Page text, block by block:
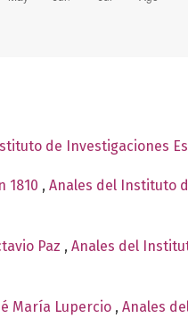
de Investigaciones
1810 , Anales del Instituto
Paz , Anales del
María Lupercio , Anales